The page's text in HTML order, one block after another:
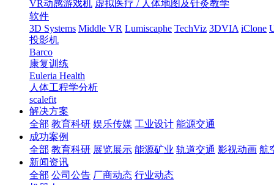
VR动感游戏机 虚拟医疗 / 人体地图及针灸教学
软件
3D Systems Middle VR Lumiscaphe TechViz 3DVIA iClone
投影机
Barco
康复训练
Euleria Health
人体工程学分析
scalefit
解决方案
全部 教育科研 娱乐传媒 工业设计 能源交通
成功案例
全部 教育科研 展览展示 能源矿业 轨道交通 影视动画 航
新闻资讯
全部 公司公告 厂商动态 行业动态